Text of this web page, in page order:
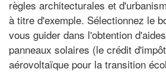
règles architecturales et
à titre d'exemple. Sélectionnez le
vous guider dans l'obtention
panneaux solaires (le crédit
aérovoltaïque pour la transition